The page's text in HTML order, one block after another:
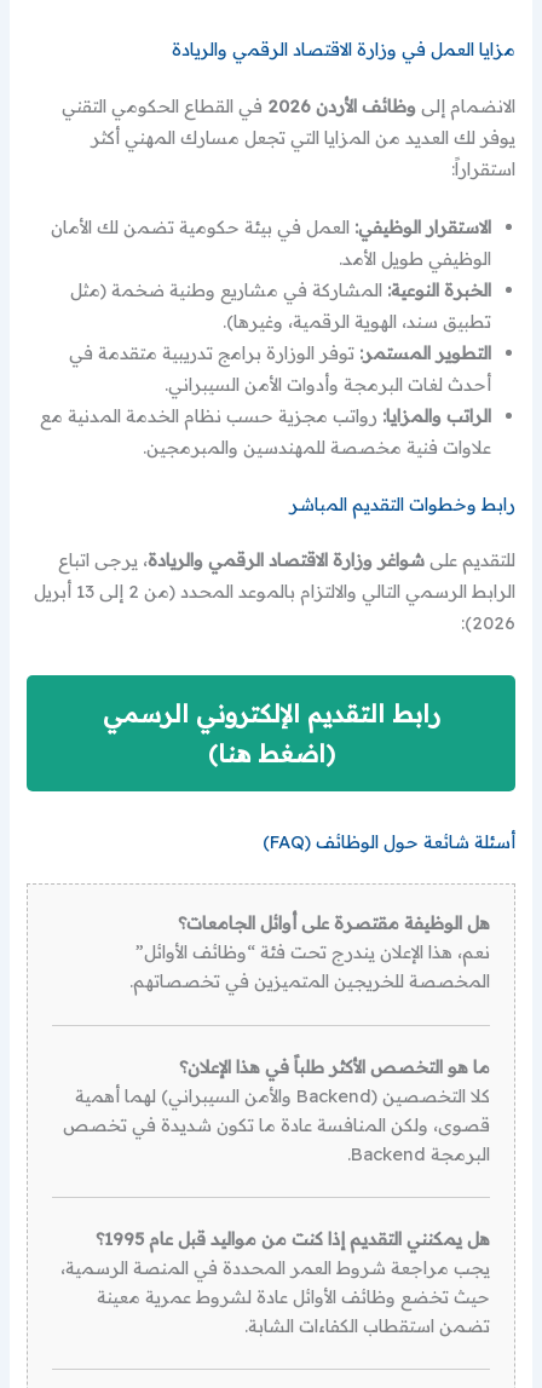
مزايا العمل في وزارة الاقتصاد الرقمي والريادة
الانضمام إلىوظائف الأردن 2026
في القطاع الحكومي التقني
يوفر لك العديد من المزايا التي تجعل مسارك المهني أكثر
استقراراً:
الاستقرار الوظيفي: العمل في بيئة حكومية تضمن لك الأمان
الوظيفي طويل الأمد.
الخبرة النوعية: المشاركة في مشاريع وطنية ضخمة (مثل
تطبيق سند، الهوية الرقمية، وغيرها).
التطوير المستمر: توفر الوزارة برامج تدريبية متقدمة في
أحدث لغات البرمجة وأدوات الأمن السيبراني.
الراتب والمزايا: رواتب مجزية حسب نظام الخدمة المدنية مع
علاوات فنية مخصصة للمهندسين والمبرمجين.
رابط وخطوات التقديم المباشر
للتقديم علىشواغر وزارة الاقتصاد الرقمي والريادة، يرجى اتباع
الرابط الرسمي التالي والالتزام بالموعد المحدد (من 2 إلى 13 أبريل
2026):
رابط التقديم الإلكتروني الرسمي
(اضغط هنا)
أسئلة شائعة حول الوظائف (FAQ)
هل الوظيفة مقتصرة على أوائل الجامعات؟
نعم، هذا الإعلان يندرج تحت فئة “وظائف الأوائل”
المخصصة للخريجين المتميزين في تخصصاتهم.
ما هو التخصص الأكثر طلباً في هذا الإعلان؟
كلا التخصصين (Backend والأمن السيبراني) لهما أهمية
قصوى، ولكن المنافسة عادة ما تكون شديدة في تخصص
البرمجة Backend.
هل يمكنني التقديم إذا كنت من مواليد قبل عام 1995؟
يجب مراجعة شروط العمر المحددة في المنصة الرسمية،
حيث تخضع وظائف الأوائل عادة لشروط عمرية معينة
تضمن استقطاب الكفاءات الشابة.